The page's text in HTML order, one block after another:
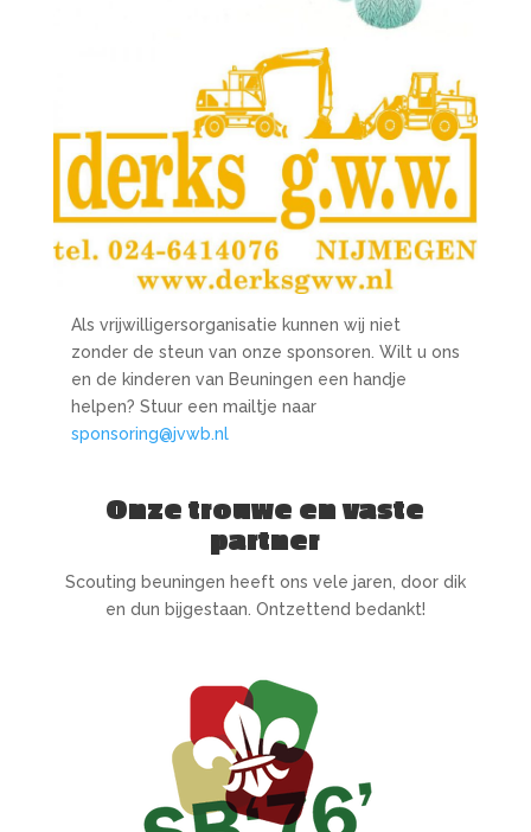
Als vrijwilligersorganisatie kunnen wij niet
zonder de steun van onze sponsoren. Wilt u ons
en de kinderen van Beuningen een handje
helpen? Stuur een mailtje naar
sponsoring@jvwb.nl
Onze trouwe en vaste
partner
Scouting beuningen heeft ons vele jaren, door dik
en dun bijgestaan. Ontzettend bedankt!